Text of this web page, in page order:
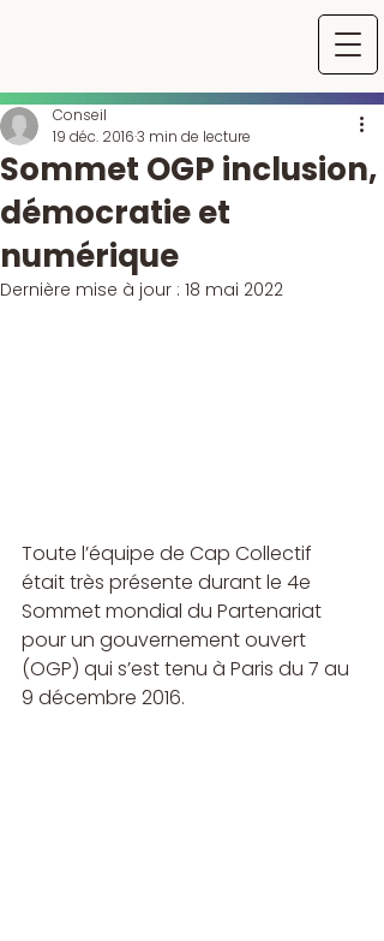
Sommet OGP inclusion,
démocratie et
numérique
Conseil
19 déc. 20163 min de lecture
Dernière mise à jour : 18 mai 2022
Toute l’équipe de Cap Collectif
était très présente durant le 4e
Sommet mondial du Partenariat
pour un gouvernement ouvert
(OGP) qui s’est tenu à Paris du 7 au
9 décembre 2016.